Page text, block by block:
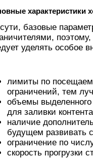
характеристики
базовые
уделять особое
лимиты по
ограничений, тем
объемы выделенного
для заливки
наличие
будущем развивать
ограничение по
скорость прогрузки